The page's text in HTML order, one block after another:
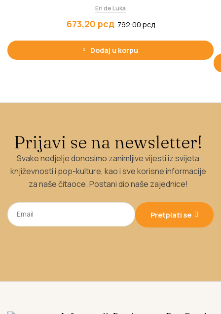
Eri de Luka
792,00рсд
673,20 рсд
Dodaj u korpu
Prijavi se na newsletter!
Svake nedjelje donosimo zanimljive vijesti iz svijeta
književnosti i pop-kulture, kao i sve korisne informacije
za naše čitaoce. Postani dio naše zajednice!
Pretplati se